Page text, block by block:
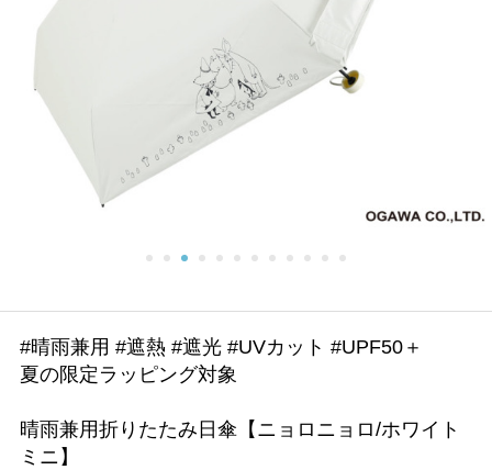
#晴雨兼用 #遮熱 #遮光 #UVカット #UPF50＋
夏の限定ラッピング対象
晴雨兼用折りたたみ日傘【ニョロニョロ/ホワイト
ミニ】